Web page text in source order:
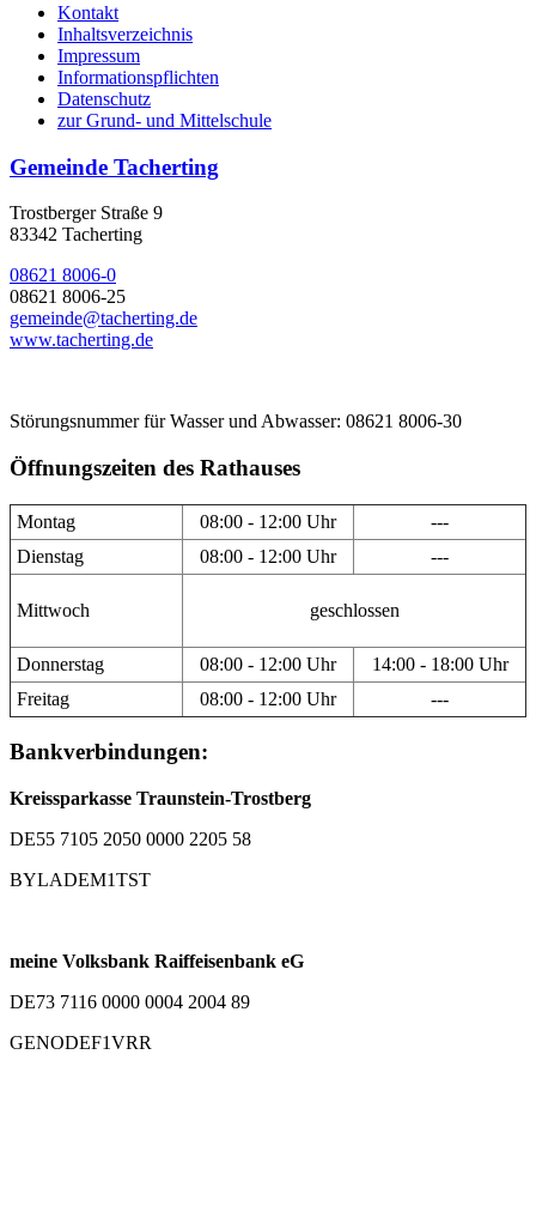
Kontakt
Inhaltsverzeichnis
Impressum
Informationspflichten
Datenschutz
zur Grund- und Mittelschule
Gemeinde Tacherting
Trostberger Straße 9
83342 Tacherting
08621 8006-0
08621 8006-25
gemeinde@tacherting.de
www.tacherting.de
Störungsnummer für Wasser und Abwasser: 08621 8006-30
Öffnungszeiten des Rathauses
Montag 08:00 - 12:00 Uhr
---
Dienstag
08:00 - 12:00 Uhr ---
Mittwoch geschlossen
Donnerstag 08:00 - 12:00 Uhr
14:00 - 18:00 Uhr
Freitag
08:00 - 12:00 Uhr ---
Bankverbindungen:
Kreissparkasse Traunstein-Trostberg
DE55 7105 2050 0000 2205 58
BYLADEM1TST
meine Volksbank Raiffeisenbank eG
DE73 7116 0000 0004 2004 89
GENODEF1VRR